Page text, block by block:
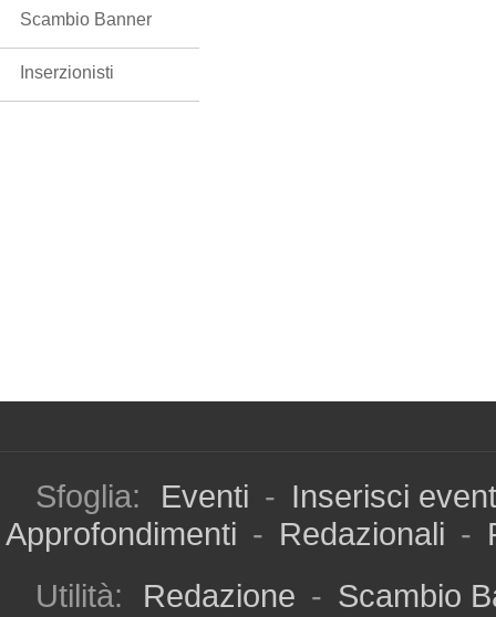
Scambio Banner
Inserzionisti
Sfoglia: Eventi - Inserisci
Approfondimenti - Redazionali -
Utilità:
Redazione - Scambio